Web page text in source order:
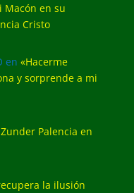
Macón en su
Cristo
en «Hacerme
y sorprende a mi
Palencia en
la ilusión